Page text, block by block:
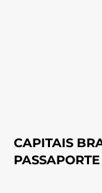
CAPITAIS